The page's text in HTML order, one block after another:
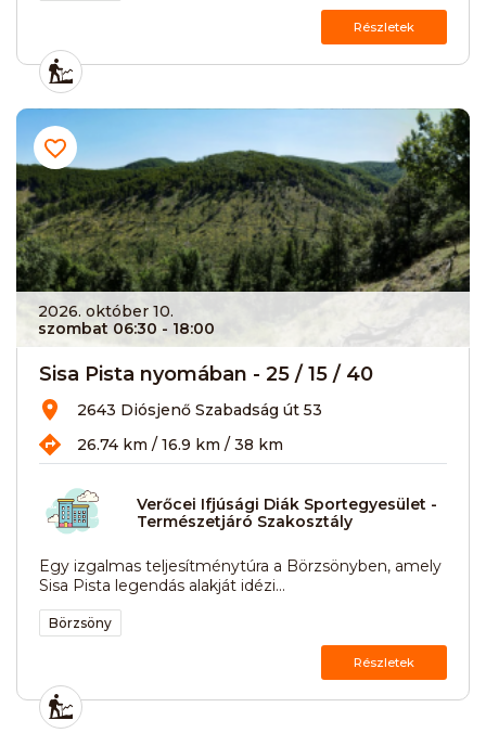
Részletek
2026. október 10.
szombat 06:30 - 18:00
Sisa Pista nyomában - 25 / 15 / 40
2643 Diósjenő Szabadság út 53
26.74 km / 16.9 km / 38 km
Verőcei Ifjúsági Diák Sportegyesület -
Természetjáró Szakosztály
Egy izgalmas teljesítménytúra a Börzsönyben, amely
Sisa Pista legendás alakját idézi...
Börzsöny
Részletek